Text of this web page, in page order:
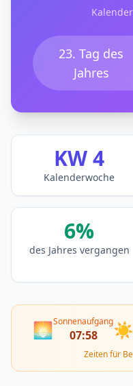
23. Tag des
Jahres
KW 4
Kalenderwoche
6%
des Jahres vergangen
🌅Sonnenaufgang
07:58 ☀️
Zeiten für